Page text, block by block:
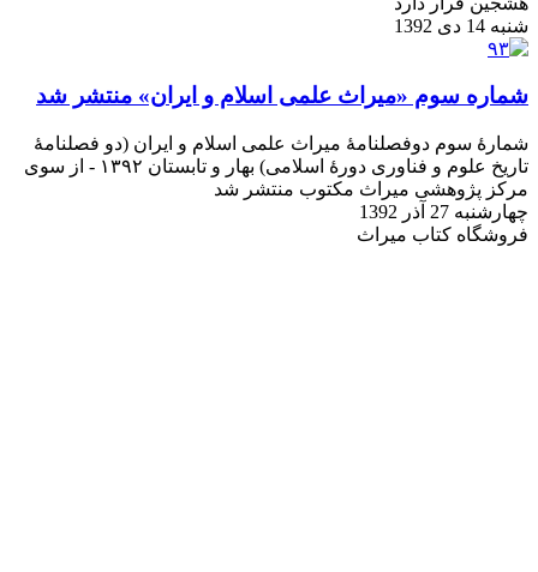
شنبه 14 دی 1392
شماره سوم «میراث علمی اسلام و ایران» منتشر شد
شمارۀ سوم دوفصلنامۀ میراث علمی اسلام و ایران (دو فصلنامۀ
تاریخ علوم و فناوری دورۀ اسلامی) بهار و تابستان ۱۳۹۲ - از سوی
مرکز پژوهشی میراث مکتوب منتشر شد
چهارشنبه 27 آذر 1392
فروشگاه کتاب میراث